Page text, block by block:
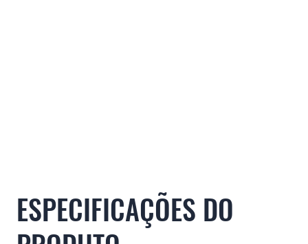
ESPECIFICAÇÕES DO